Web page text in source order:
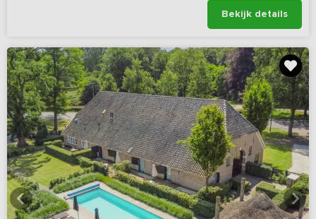
Bekijk details